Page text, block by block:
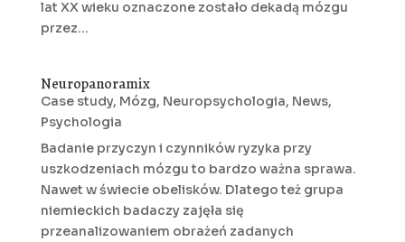
lat XX wieku oznaczone zostało dekadą mózgu
przez...
Neuropanoramix
Case study, Mózg, Neuropsychologia, News,
Psychologia
Badanie przyczyn i czynników ryzyka przy
uszkodzeniach mózgu to bardzo ważna sprawa.
Nawet w świecie obelisków. Dlatego też grupa
niemieckich badaczy zajęła się
przeanalizowaniem obrażeń zadanych